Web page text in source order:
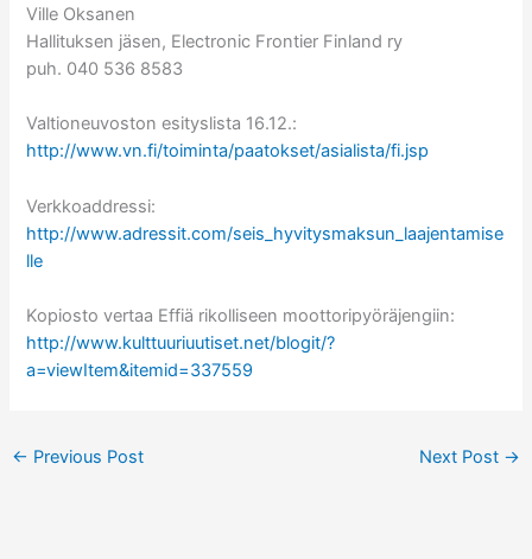
Ville Oksanen
Hallituksen jäsen, Electronic Frontier Finland ry
puh. 040 536 8583
Valtioneuvoston esityslista 16.12.:
http://www.vn.fi/toiminta/paatokset/asialista/fi.jsp
Verkkoaddressi:
http://www.adressit.com/seis_hyvitysmaksun_laajentamise
lle
Kopiosto vertaa Effiä rikolliseen moottoripyöräjengiin:
http://www.kulttuuriuutiset.net/blogit/?
a=viewItem&itemid=337559
← Previous Post Next Post →